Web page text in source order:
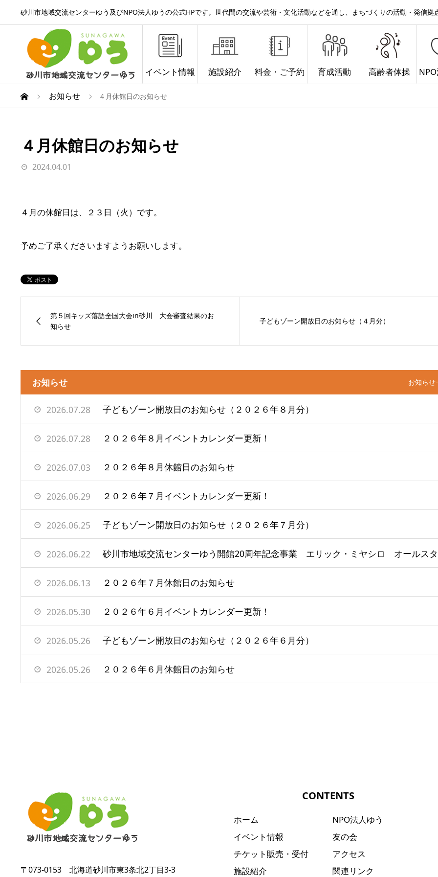
砂川市地域交流センターゆう及びNPO法人ゆうの公式HPです。世代間の交流や芸術・文化活動などを通し、まちづくりの活動・発信拠
イベント情報 施設紹介 料金・ご予約 育成活動 高齢者体操
お知らせ ４月休館日のお知らせ
４月休館日のお知らせ
2024.04.01
４月の休館日は、２３日（火）です。
予めご了承くださいますようお願いします。
第５回キッズ落語全国大会in砂川 大会審査結果のお
知らせ
子どもゾーン開放日のお知らせ（４月分）
お知らせ お知らせ
2026.07.28 子どもゾーン開放日のお知らせ（２０２６年８月分）
2026.07.28 ２０２６年８月イベントカレンダー更新！
2026.07.03 ２０２６年８月休館日のお知らせ
2026.06.29 ２０２６年７月イベントカレンダー更新！
2026.06.25 子どもゾーン開放日のお知らせ（２０２６年７月分）
2026.06.22
2026.06.13 ２０２６年７月休館日のお知らせ
2026.05.30 ２０２６年６月イベントカレンダー更新！
2026.05.26 子どもゾーン開放日のお知らせ（２０２６年６月分）
2026.05.26 ２０２６年６月休館日のお知らせ
〒073-0153 北海道砂川市東3条北2丁目3-3
CONTENTS
ホーム
イベント情報
チケット販売・受付
施設紹介
NPO法人ゆう
友の会
アクセス
関連リンク